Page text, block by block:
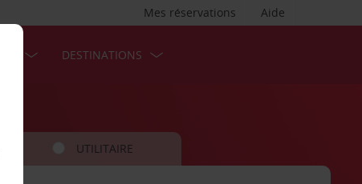
Aide
Mes réservations
DESTINATIONS
UTILITAIRE